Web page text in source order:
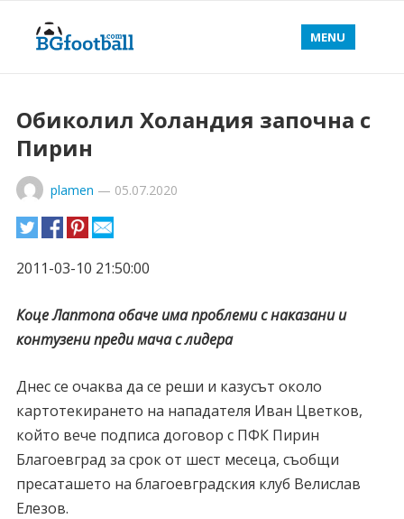
MENU
Обиколил Холандия започна с
Пирин
plamen — 05.07.2020
2011-03-10 21:50:00
Коце Лаптопа обаче има проблеми с наказани и
контузени преди мача с лидера
Днес се очаква да се реши и казусът около
картотекирането на нападателя Иван Цветков,
който вече подписа договор с ПФК Пирин
Благоевград за срок от шест месеца, съобщи
пресаташето на благоевградския клуб Велислав
Елезов.